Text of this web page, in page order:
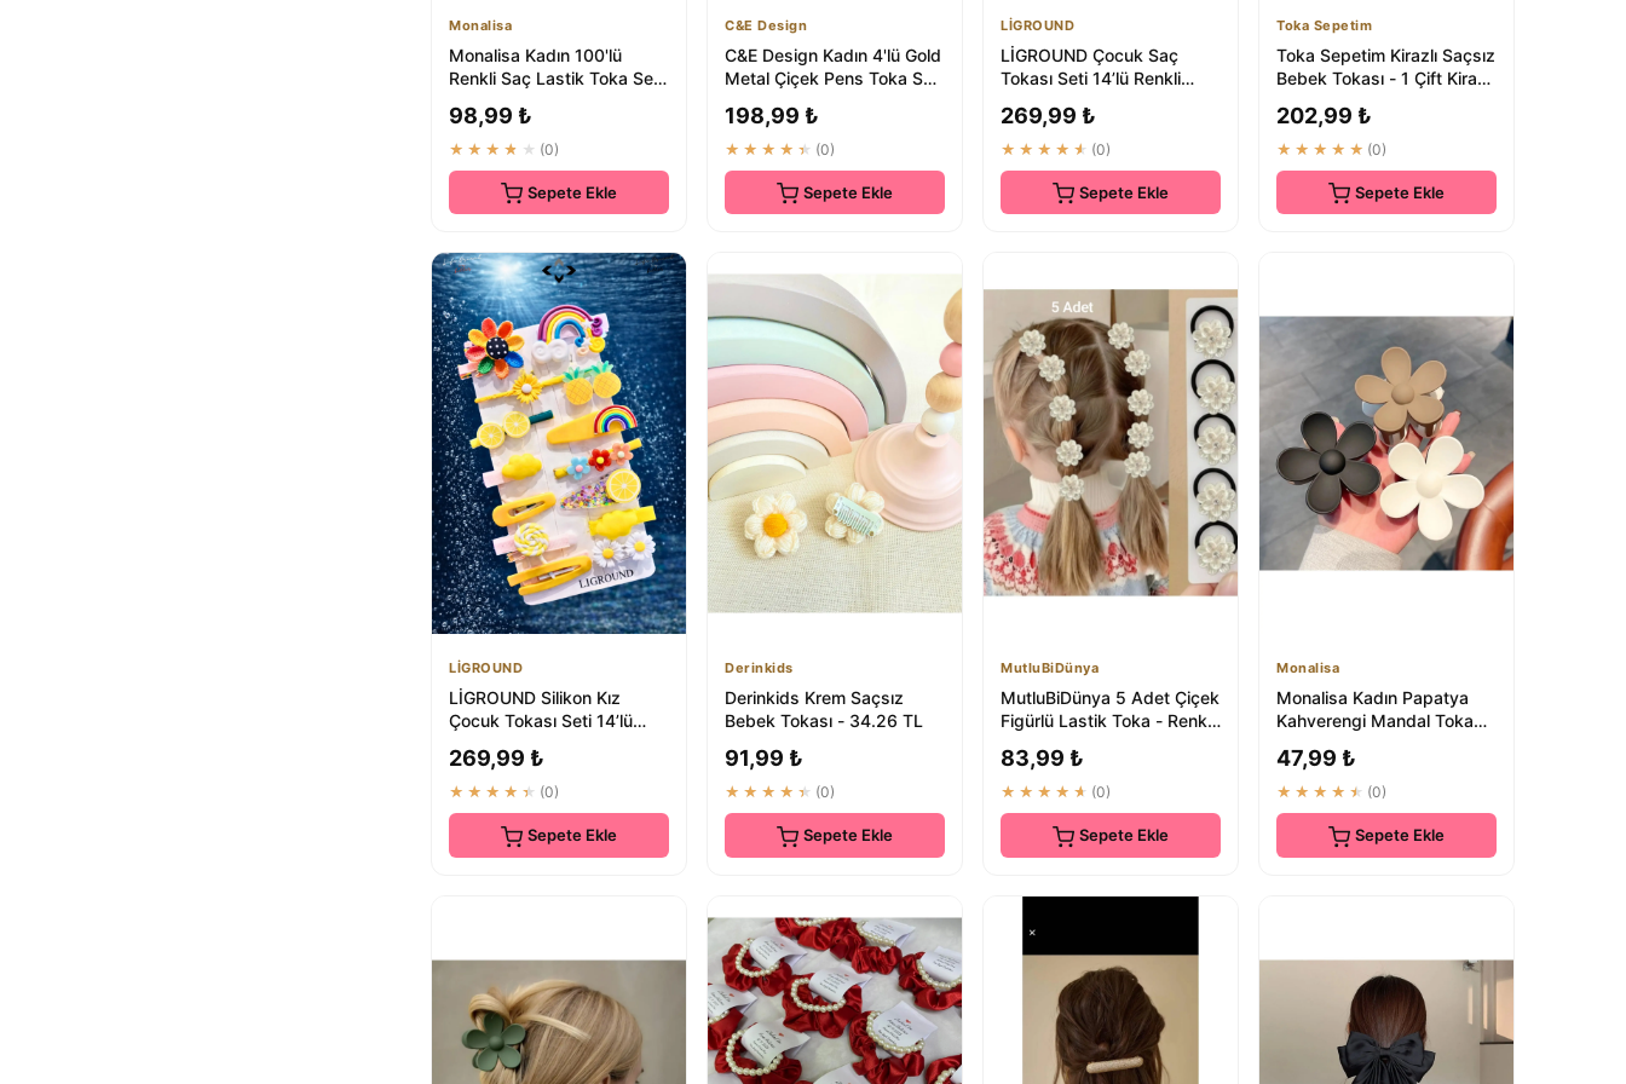
Monalisa
Monalisa Kadın 100'lü
Renkli Saç Lastik Toka Seti
98,99 ₺
★★★★★ (0)
Sepete Ekle
C&E Design
C&E Design Kadın 4'lü Gold
Metal Çiçek Pens Toka Seti
198,99 ₺
★★★★★ (0)
Sepete Ekle
LİGROUND
LİGROUND Çocuk Saç
Tokası Seti 14’lü Renkli
269,99 ₺
★★★★★ (0)
Sepete Ekle
Toka Sepetim
Toka Sepetim Kirazlı Saçsız
Bebek Tokası - 1 Çift Kirazlı
202,99 ₺
★★★★★ (0)
Sepete Ekle
LİGROUND
LİGROUND Silikon Kız
Çocuk Tokası Seti 14’lü
269,99 ₺
★★★★★ (0)
Sepete Ekle
Derinkids
Derinkids Krem Saçsız
Bebek Tokası - 34.26 TL
91,99 ₺
★★★★★ (0)
Sepete Ekle
MutluBiDünya
MutluBiDünya 5 Adet Çiçek
Figürlü Lastik Toka - Renkli
83,99 ₺
★★★★★ (0)
Sepete Ekle
Monalisa
Monalisa Kadın Papatya
Kahverengi Mandal Toka
47,99 ₺
★★★★★ (0)
Sepete Ekle